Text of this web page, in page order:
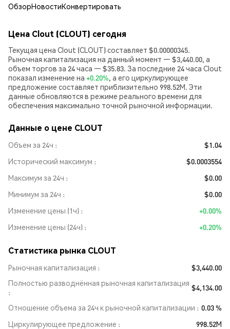
ОбзорНовостиКонвертировать
Цена Clout (CLOUT) сегодня
Текущая цена Clout (CLOUT) составляет $0.00000345.
Рыночная капитализация на данный момент — $3,440.00, а
объем торгов за 24 часа — $35.83. За последние 24 часа Clout
показал изменение на +0.20%, а его циркулирующее
предложение составляет приблизительно 998.52M. Эти
данные обновляются в режиме реального времени для
обеспечения максимально точной рыночной информации.
Данные о цене CLOUT
Объем за 24ч
$1.04
Исторический максимум
$0.0003554
Максимум за 24ч
$0.00
Минимум за 24ч
$0.00
Изменение цены (1ч)
+0.00%
Изменение цены (24ч)
+0.20%
Статистика рынка CLOUT
Рыночная капитализация
$3,440.00
Полностью разводнённая рыночная капитализация $4,134.00
Отношение объема за 24ч к рыночной капитализации
0.03 %
Циркулирующее предложение
998.52M